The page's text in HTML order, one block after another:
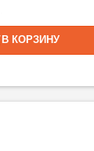
В КОРЗИНУ